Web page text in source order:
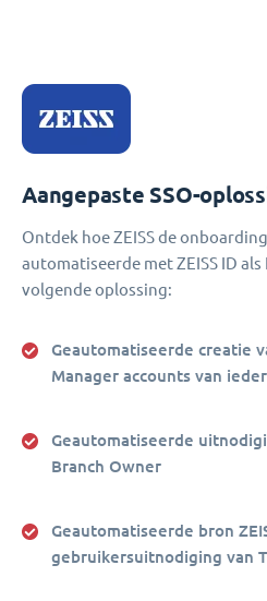
Aangepaste SSO-
Ontdek hoe ZEISS de
automatiseerde met ZEISS ID
volgende oplossing:
Geautomatiseerde creatie
Manager accounts van
Geautomatiseerde
Branch Owner
Geautomatiseerde bron
gebruikersuitnodiging van